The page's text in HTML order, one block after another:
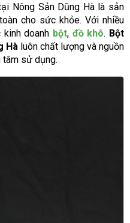
Nông Sản Dũng Hà là sản
cho sức khỏe. Với nhiều
doanh bột, đồ khô. Bột
Hàluôn chất lượng và nguồn
sử dụng.